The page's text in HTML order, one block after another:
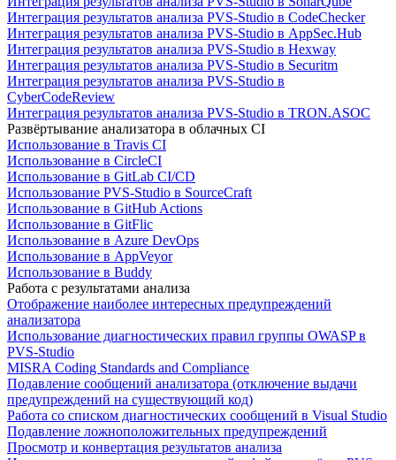
Интеграция результатов анализа PVS-Studio в CodeChecker
Интеграция результатов анализа PVS-Studio в AppSec.Hub
Интеграция результатов анализа PVS-Studio в Hexway
Интеграция результатов анализа PVS-Studio в Securitm
Интеграция результатов анализа PVS-Studio в
CyberCodeReview
Интеграция результатов анализа PVS-Studio в TRON.ASOC
Развёртывание анализатора в облачных CI
Использование в Travis CI
Использование в CircleCI
Использование в GitLab CI/CD
Использование PVS-Studio в SourceCraft
Использование в GitHub Actions
Использование в GitFlic
Использование в Azure DevOps
Использование в AppVeyor
Использование в Buddy
Работа с результатами анализа
Отображение наиболее интересных предупреждений
анализатора
Использование диагностических правил группы OWASP в
PVS-Studio
MISRA Coding Standards and Compliance
Подавление сообщений анализатора (отключение выдачи
предупреждений на существующий код)
Работа со списком диагностических сообщений в Visual Studio
Подавление ложноположительных предупреждений
Просмотр и конвертация результатов анализа